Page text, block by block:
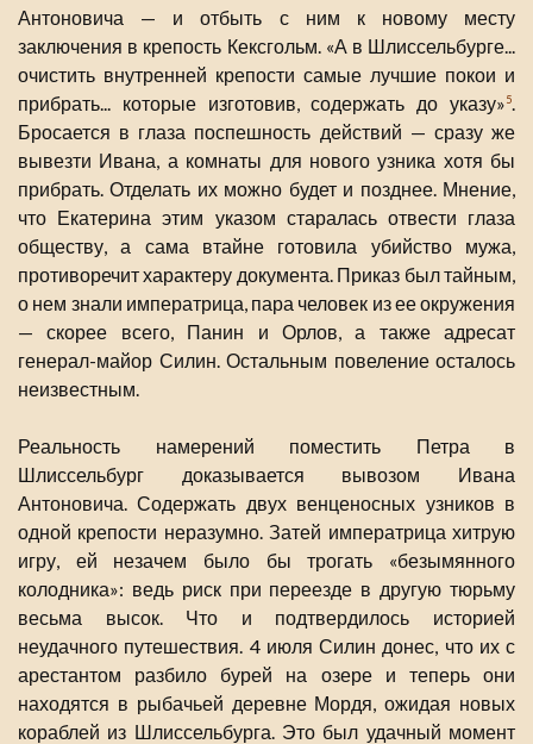
Антоновича — и отбыть с ним к новому месту
заключения в крепость Кексгольм. «А в Шлиссельбурге...
очистить внутренней крепости самые лучшие покои и
прибрать... которые изготовив, содержать до указу»5
Бросается в глаза поспешность действий — сразу же
вывезти Ивана, а комнаты для нового узника хотя бы
прибрать. Отделать их можно будет и позднее. Мнение,
что Екатерина этим указом старалась отвести глаза
обществу, а сама втайне готовила убийство мужа,
противоречит характеру документа. Приказ был тайным,
о нем знали императрица, пара человек из ее окружения
— скорее всего, Панин и Орлов, а также адресат
генерал-майор Силин. Остальным повеление осталось
неизвестным.
Реальность намерений поместить Петра в
Шлиссельбург доказывается вывозом Ивана
Антоновича. Содержать двух венценосных узников в
одной крепости неразумно. Затей императрица хитрую
игру, ей незачем было бы трогать «безымянного
колодника»: ведь риск при переезде в другую тюрьму
весьма высок. Что и подтвердилось историей
неудачного путешествия. 4 июля Силин донес, что их с
арестантом разбило бурей на озере и теперь они
находятся в рыбачьей деревне Мордя, ожидая новых
кораблей из Шлиссельбурга. Это был удачный момент